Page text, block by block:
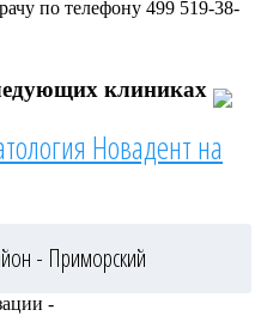
по телефону 499 519-38-
клиниках
Новадент на
- Приморский
-